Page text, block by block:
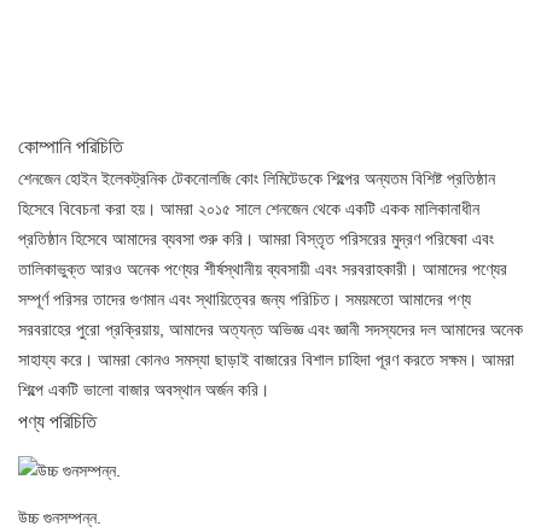
কোম্পানি পরিচিতি
শেনজেন হোইন ইলেকট্রনিক টেকনোলজি কোং লিমিটেডকে শিল্পের অন্যতম বিশিষ্ট প্রতিষ্ঠান
হিসেবে বিবেচনা করা হয়। আমরা ২০১৫ সালে শেনজেন থেকে একটি একক মালিকানাধীন
প্রতিষ্ঠান হিসেবে আমাদের ব্যবসা শুরু করি। আমরা বিস্তৃত পরিসরের মুদ্রণ পরিষেবা এবং
তালিকাভুক্ত আরও অনেক পণ্যের শীর্ষস্থানীয় ব্যবসায়ী এবং সরবরাহকারী। আমাদের পণ্যের
সম্পূর্ণ পরিসর তাদের গুণমান এবং স্থায়িত্বের জন্য পরিচিত। সময়মতো আমাদের পণ্য
সরবরাহের পুরো প্রক্রিয়ায়, আমাদের অত্যন্ত অভিজ্ঞ এবং জ্ঞানী সদস্যদের দল আমাদের অনেক
সাহায্য করে। আমরা কোনও সমস্যা ছাড়াই বাজারের বিশাল চাহিদা পূরণ করতে সক্ষম। আমরা
শিল্পে একটি ভালো বাজার অবস্থান অর্জন করি।
পণ্য পরিচিতি
উচ্চ গুনসম্পন্ন.